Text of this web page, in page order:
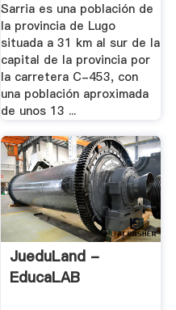
Sarria es una población de
la provincia de Lugo
situada a 31 km al sur de la
capital de la provincia por
la carretera C-453, con
una población aproximada
de unos 13 ...
JueduLand -
EducaLAB